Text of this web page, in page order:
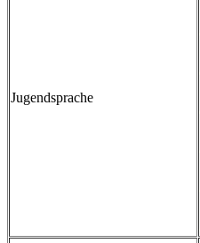
Jugendsprache